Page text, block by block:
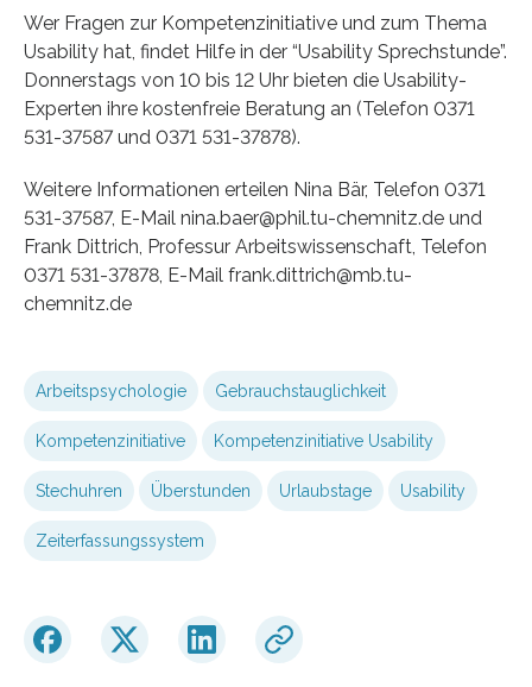
Wer Fragen zur Kompetenzinitiative und zum Thema
Usability hat, findet Hilfe in der “Usability Sprechstunde”.
Donnerstags von 10 bis 12 Uhr bieten die Usability-
Experten ihre kostenfreie Beratung an (Telefon 0371
531-37587 und 0371 531-37878).
Weitere Informationen erteilen Nina Bär, Telefon 0371
531-37587, E-Mail nina.baer@phil.tu-chemnitz.de und
Frank Dittrich, Professur Arbeitswissenschaft, Telefon
0371 531-37878, E-Mail frank.dittrich@mb.tu-
chemnitz.de
Arbeitspsychologie Gebrauchstauglichkeit
Kompetenzinitiative Kompetenzinitiative Usability
Stechuhren Überstunden Urlaubstage Usability
Zeiterfassungssystem